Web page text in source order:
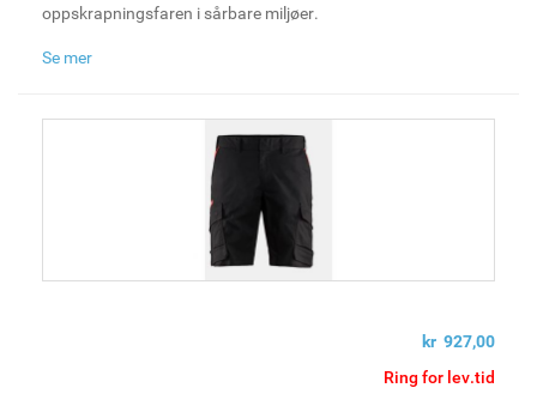
oppskrapningsfaren i sårbare miljøer.
Se mer
kr 927,00
Ring for lev.tid